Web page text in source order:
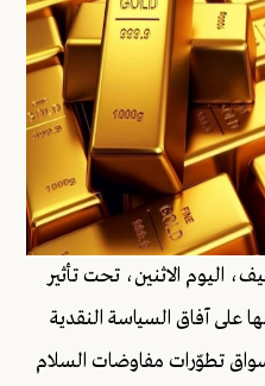
اليوم الاثنين، تحت تأثير
على آفاق السياسة النقدية
تطوّرات مفاوضات السلام